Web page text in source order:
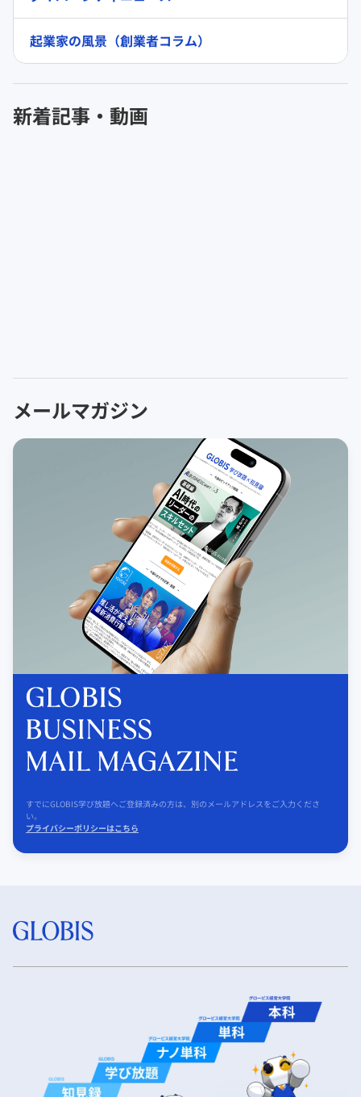
起業家の風景（創業者コラム）
新着記事・動画
メールマガジン
すでにGLOBIS学び放題へご登録済みの方は、別のメールアドレスをご入力くださ
い。
プライバシーポリシーはこちら